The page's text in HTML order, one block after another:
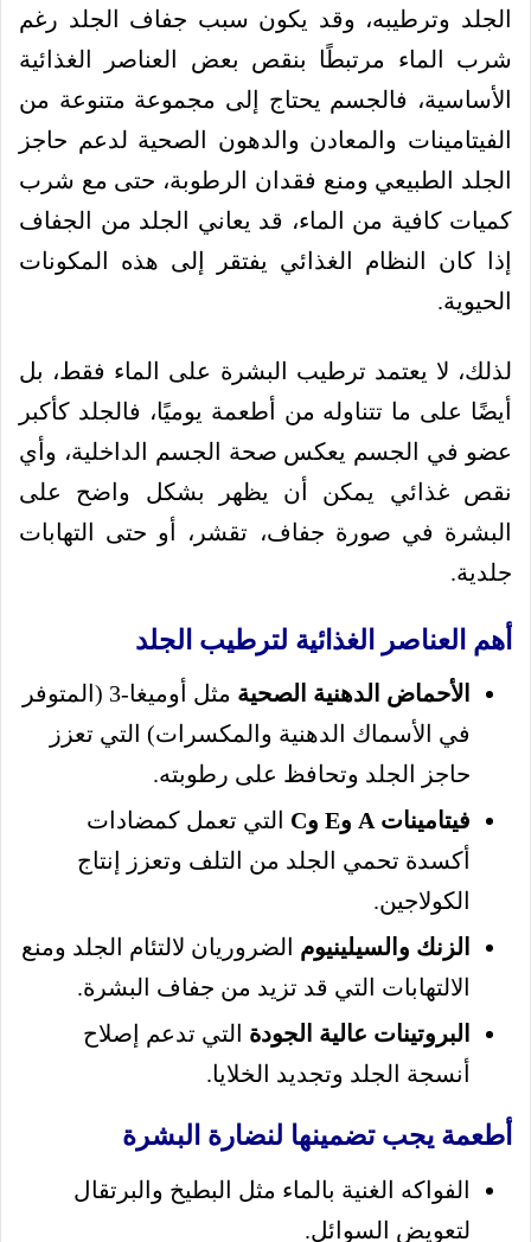
الجلد وترطيبه، وقد يكون سبب جفاف الجلد رغم
شرب الماء مرتبطًا بنقص بعض العناصر الغذائية
الأساسية، فالجسم يحتاج إلى مجموعة متنوعة من
الفيتامينات والمعادن والدهون الصحية لدعم حاجز
الجلد الطبيعي ومنع فقدان الرطوبة، حتى مع شرب
كميات كافية من الماء، قد يعاني الجلد من الجفاف
إذا كان النظام الغذائي يفتقر إلى هذه المكونات
الحيوية.
لذلك، لا يعتمد ترطيب البشرة على الماء فقط، بل
أيضًا على ما تتناوله من أطعمة يوميًا، فالجلد كأكبر
عضو في الجسم يعكس صحة الجسم الداخلية، وأي
نقص غذائي يمكن أن يظهر بشكل واضح على
البشرة في صورة جفاف، تقشر، أو حتى التهابات
جلدية.
أهم العناصر الغذائية لترطيب الجلد
الأحماض الدهنية الصحية
مثل أوميغا-3 (المتوفر
في الأسماك الدهنية والمكسرات) التي تعزز
حاجز الجلد وتحافظ على رطوبته.
فيتامينات A وE وC
التي تعمل كمضادات
أكسدة تحمي الجلد من التلف وتعزز إنتاج
الكولاجين.
الزنك والسيلينيوم الضروريان لالتئام الجلد ومنع
الالتهابات التي قد تزيد من جفاف البشرة.
البروتينات عالية الجودة التي تدعم إصلاح
أنسجة الجلد وتجديد الخلايا.
أطعمة يجب تضمينها لنضارة البشرة
الفواكه الغنية بالماء مثل البطيخ والبرتقال
لتعويض السوائل.